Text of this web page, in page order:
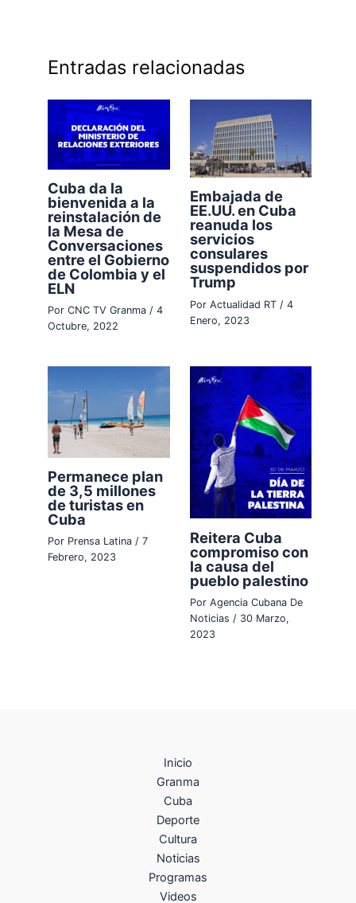
Entradas relacionadas
Cuba da la
bienvenida a la
reinstalación de
la Mesa de
Conversaciones
entre el Gobierno
de Colombia y el
ELN
PorCNC TV Granma/4
Octubre, 2022
Embajada de
EE.UU. en Cuba
reanuda los
servicios
consulares
suspendidos por
Trump
Por Actualidad RT / 4
Enero, 2023
Permanece plan
de 3,5 millones
de turistas en
Cuba
Por Prensa Latina/7
Febrero, 2023
Reitera Cuba
compromiso con
la causa del
pueblo palestino
Por Agencia Cubana De
Noticias / 30 Marzo,
2023
Inicio
Granma
Cuba
Deporte
Cultura
Noticias
Programas
Videos